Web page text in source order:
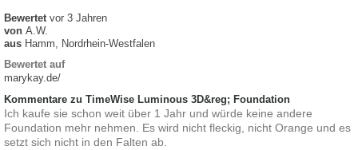
Bewertet vor 3 Jahren
von A.W.
aus Hamm, Nordrhein-Westfalen
Bewertet auf
marykay.de/
Kommentare zu TimeWise Luminous 3D&reg; Foundation
Ich kaufe sie schon weit über 1 Jahr und würde keine andere
Foundation mehr nehmen. Es wird nicht fleckig, nicht Orange und es
setzt sich nicht in den Falten ab.